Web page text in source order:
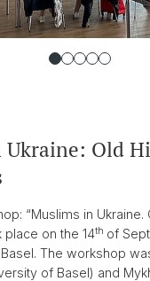
Old
“Muslims in
place on the 14th of
The workshop
of Basel) and